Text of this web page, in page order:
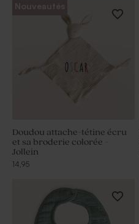
Nouveautés
Doudou attache-tétine écru
et sa broderie colorée -
Jollein
14,95